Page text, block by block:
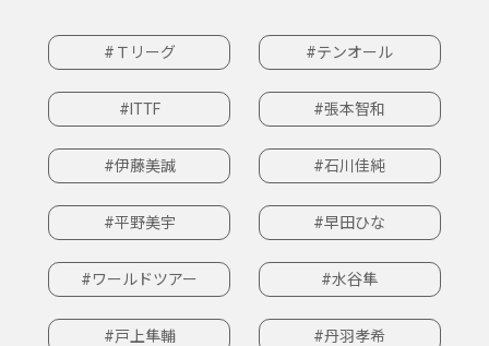
#Ｔリーグ #テンオール
#ITTF #張本智和
#伊藤美誠 #石川佳純
#平野美宇 #早田ひな
#ワールドツアー #水谷隼
#戸上隼輔 #丹羽孝希